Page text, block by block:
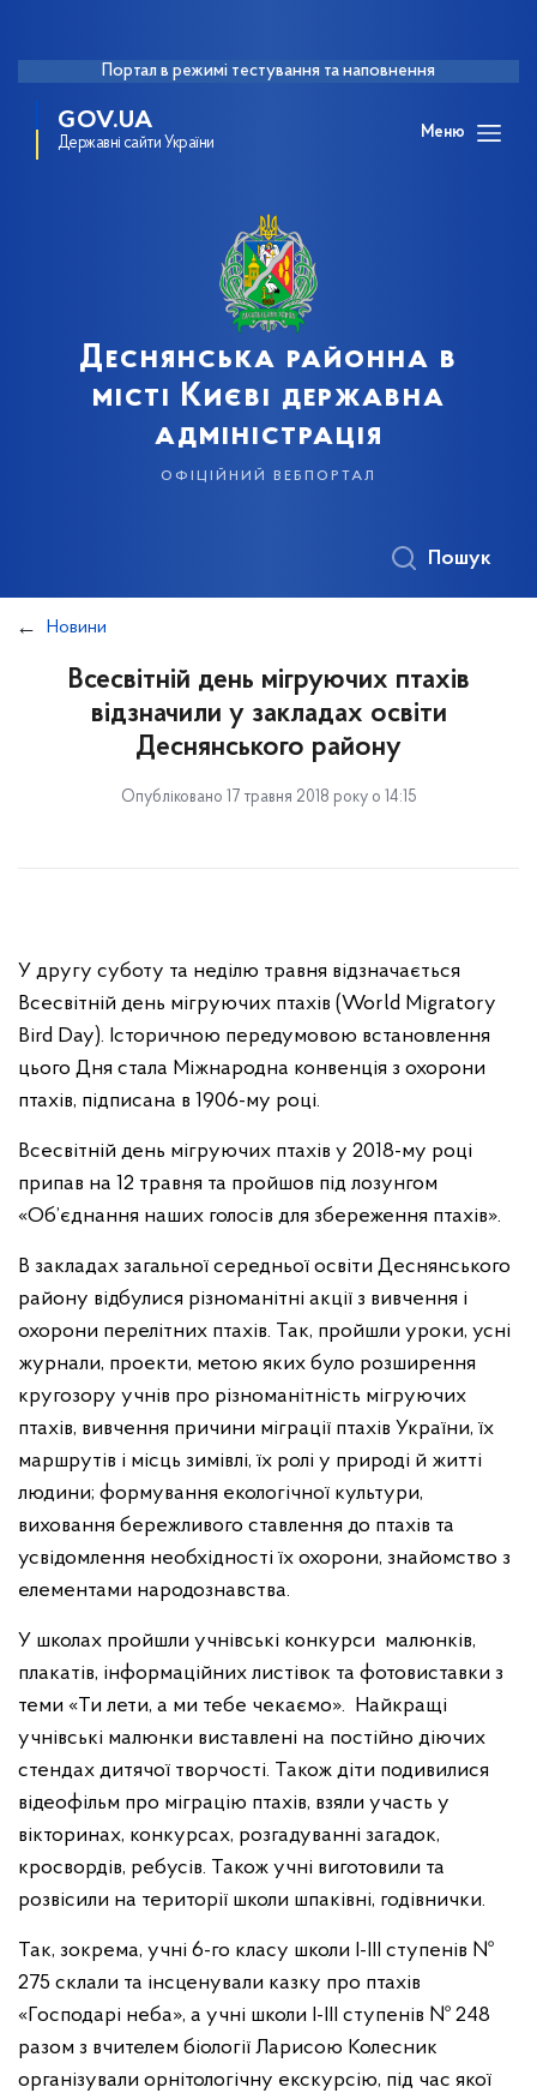
Портал в режимі тестування та наповнення
GOV.UA
Державні сайти України
Меню
Деснянська районна в
місті Києві державна
адміністрація
офіційний вебпортал
Пошук
Новини
Всесвітній день мігруючих птахів
відзначили у закладах освіти
Деснянського району
Опубліковано 17 травня 2018 року о 14:15
У другу суботу та неділю травня відзначається
Всесвітній день мігруючих птахів (World Migratory
Bird Day). Історичною передумовою встановлення
цього Дня стала Міжнародна конвенція з охорони
птахів, підписана в 1906-му році.
Всесвітній день мігруючих птахів у 2018-му році
припав на 12 травня та пройшов під лозунгом
«Об’єднання наших голосів для збереження птахів».
В закладах загальної середньої освіти Деснянського
району відбулися різноманітні акції з вивчення і
охорони перелітних птахів. Так, пройшли уроки, усні
журнали, проекти, метою яких було розширення
кругозору учнів про різноманітність мігруючих
птахів, вивчення причини міграції птахів України, їх
маршрутів і місць зимівлі, їх ролі у природі й житті
людини; формування екологічної культури,
виховання бережливого ставлення до птахів та
усвідомлення необхідності їх охорони, знайомство з
елементами народознавства.
У школах пройшли учнівські конкурси малюнків,
плакатів, інформаційних листівок та фотовиставки з
теми «Ти лети, а ми тебе чекаємо». Найкращі
учнівські малюнки виставлені на постійно діючих
стендах дитячої творчості. Також діти подивилися
відеофільм про міграцію птахів, взяли участь у
вікторинах, конкурсах, розгадуванні загадок,
кросвордів, ребусів. Також учні виготовили та
розвісили на території школи шпаківні, годівнички.
Так, зокрема, учні 6-го класу школи І-ІІІ ступенів №
275 склали та інсценували казку про птахів
«Господарі неба», а учні школи І-ІІІ ступенів № 248
разом з вчителем біології Ларисою Колесник
організували орнітологічну екскурсію, під час якої